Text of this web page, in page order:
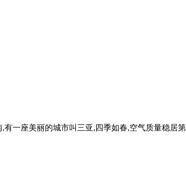
一座美丽的城市叫三亚,四季如春,空气质量稳居